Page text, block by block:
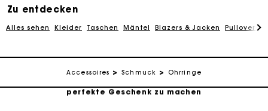
Zu entdecken
Alles sehen Kleider Taschen Mäntel Blazers & Jacken Pullover &
Accessoires Schmuck Ohrringe
PayPal - Bezahlung nach 30 Tagen
Die Maje-Geschenkkarte: Die beste Möglichkeit, das
perfekte Geschenk zu machen